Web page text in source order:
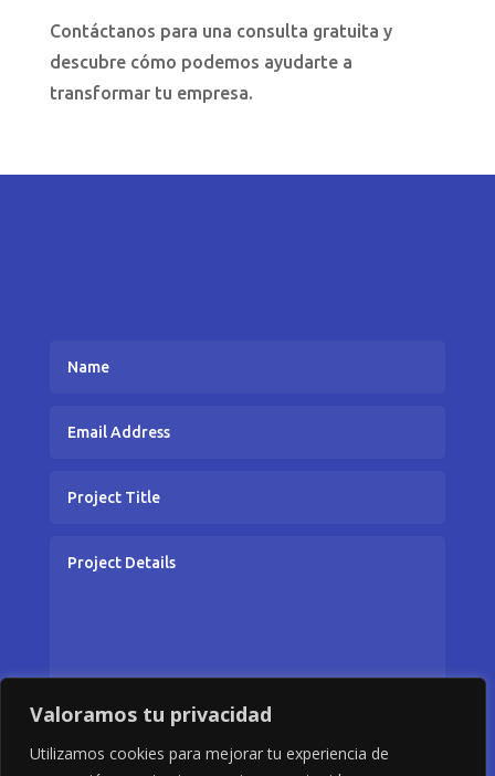
Valoramos tu privacidad
Utilizamos cookies para mejorar tu experiencia de
Contáctanos para una consulta gratuita y
descubre cómo podemos ayudarte a
transformar tu empresa.